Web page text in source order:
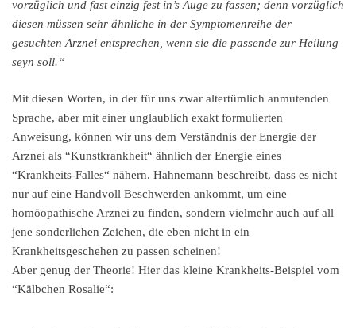
vorzüglich und fast einzig fest in’s Auge zu fassen; denn vorzüglich
diesen müssen sehr ähnliche in der Symptomenreihe der
gesuchten Arznei entsprechen, wenn sie die passende zur Heilung
seyn soll.“
Mit diesen Worten, in der für uns zwar altertümlich anmutenden
Sprache, aber mit einer unglaublich exakt formulierten
Anweisung, können wir uns dem Verständnis der Energie der
Arznei als “Kunstkrankheit“ ähnlich der Energie eines
“Krankheits-Falles“ nähern. Hahnemann beschreibt, dass es nicht
nur auf eine Handvoll Beschwerden ankommt, um eine
homöopathische Arznei zu finden, sondern vielmehr auch auf all
jene sonderlichen Zeichen, die eben nicht in ein
Krankheitsgeschehen zu passen scheinen!
Aber genug der Theorie! Hier das kleine Krankheits-Beispiel vom
“Kälbchen Rosalie“: